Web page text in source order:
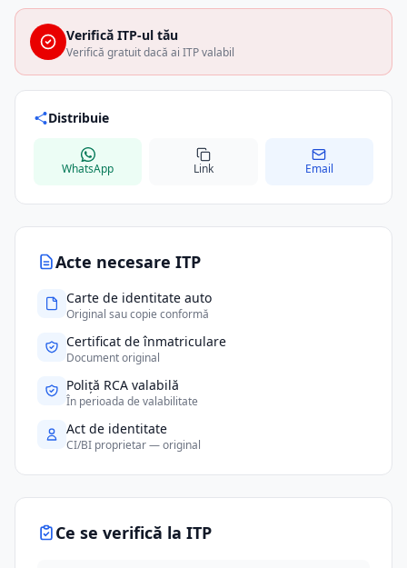
Acte necesare ITP
Carte de identitate auto
Original sau copie conformă
Certificat de înmatriculare
Document original
Poliță RCA valabilă
În perioada de valabilitate
Act de identitate
CI/BI proprietar — original
Ce se verifică la ITP
Verifică ITP-ul tău
Verifică gratuit dacă ai ITP valabil
Distribuie
WhatsApp Link Email